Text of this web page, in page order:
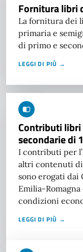
Fornitura libri
La fornitura dei
primaria e
di primo e
LEGGI DI PIÙ →
Contributi libri
secondarie di
I contributi per
altri contenuti
sono erogati dai
Emilia-
condizioni
LEGGI DI PIÙ →